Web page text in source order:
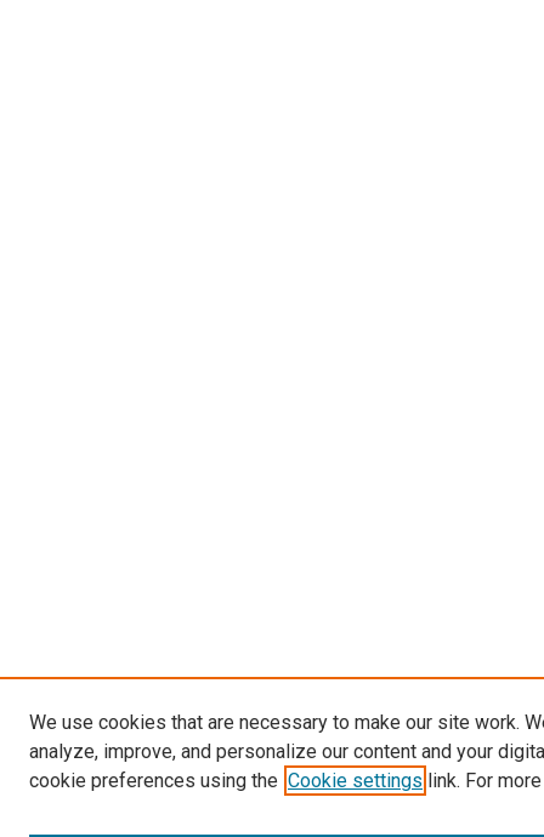
We use cookies that are necessary to make our site work.
analyze, improve, and personalize our content and your
cookie preferences using the Cookie settings link. For